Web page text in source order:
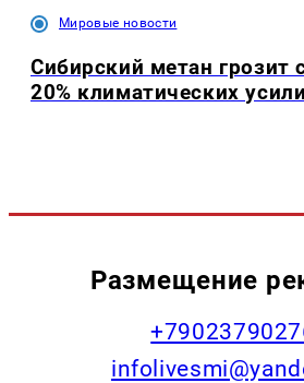
Мировые новости
Сибирский метан грозит
20% климатических
Размещение